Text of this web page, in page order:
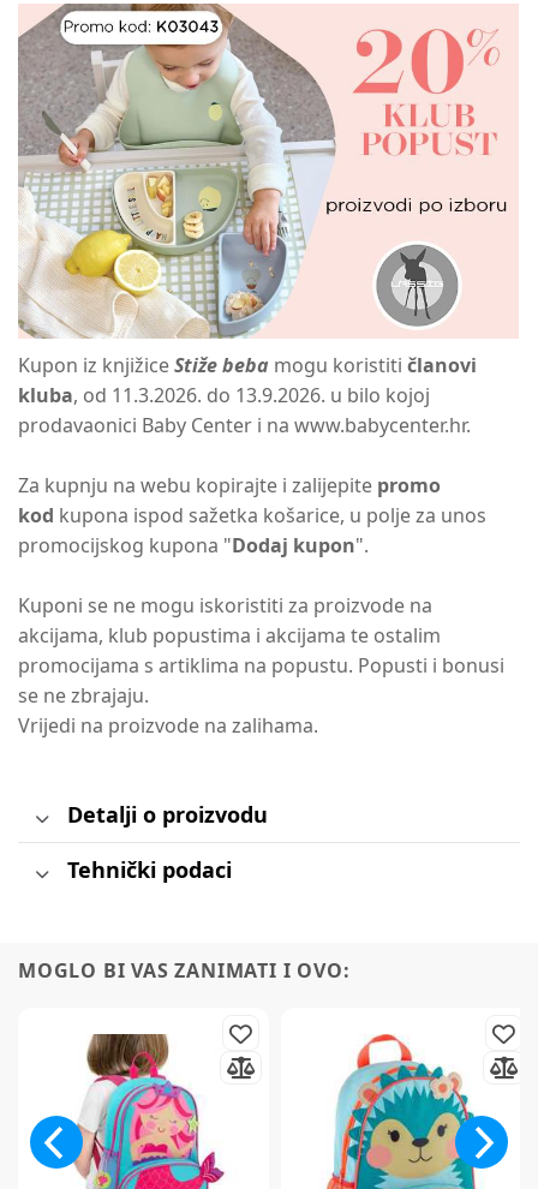
Kupon iz knjižiceStiže beba mogu koristitičlanovi
kluba, od 11.3.2026. do 13.9.2026. u bilo kojoj
prodavaonici Baby Center i na www.babycenter.hr.
Za kupnju na webu kopirajte i zalijepite promo
kod kupona ispod sažetka košarice, u polje za unos
promocijskog kupona "Dodaj kupon".
Kuponi se ne mogu iskoristiti za proizvode na
akcijama, klub popustima i akcijama te ostalim
promocijama s artiklima na popustu. Popusti i bonusi
se ne zbrajaju.
Vrijedi na proizvode na zalihama.
Detalji o proizvodu
Tehnički podaci
MOGLO BI VAS ZANIMATI I OVO:
Prijavite se nanewsletter
7% popusta